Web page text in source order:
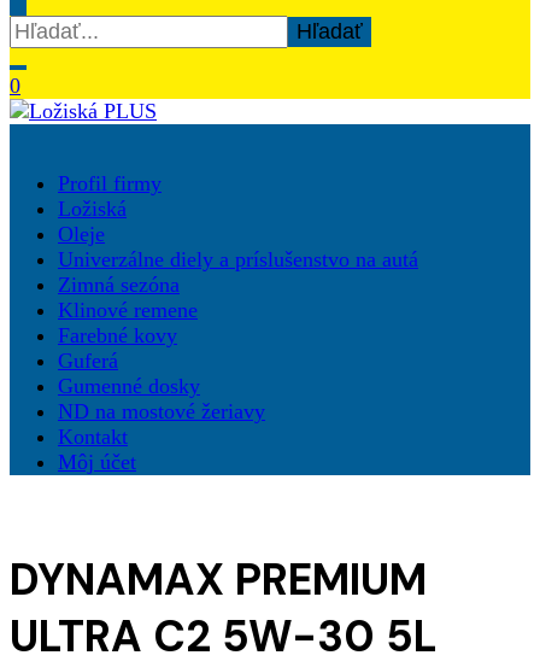
Hľadať:
0
Ložiská PLUS
Profil firmy
Ložiská
Oleje
Univerzálne diely a príslušenstvo na autá
Zimná sezóna
Klinové remene
Farebné kovy
Guferá
Gumenné dosky
ND na mostové žeriavy
Kontakt
Môj účet
DYNAMAX PREMIUM
ULTRA C2 5W-30 5L